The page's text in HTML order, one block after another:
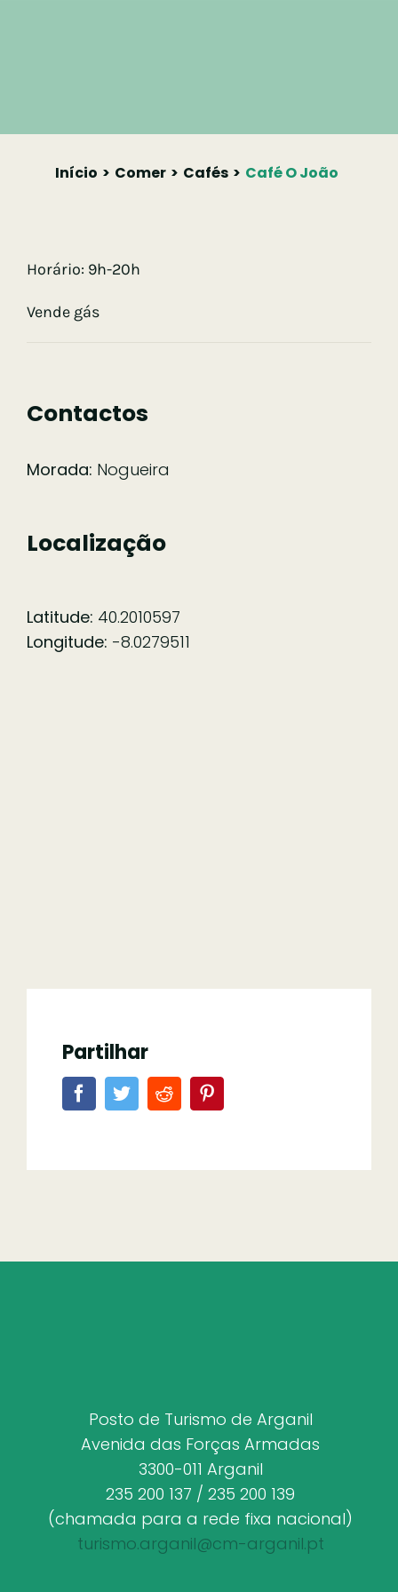
Início Comer Cafés Café O João
Horário: 9h-20h
Vende gás
Contactos
Morada: Nogueira
Localização
Latitude: 40.2010597
Longitude: -8.0279511
Partilhar
Posto de Turismo de Arganil
Avenida das Forças Armadas
3300-011 Arganil
235 200 137 / 235 200 139
(chamada para a rede fixa nacional)
turismo.arganil@cm-arganil.pt